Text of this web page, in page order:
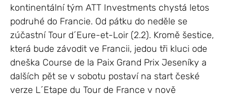
kontinentální tým ATT Investments chystá letos
podruhé do Francie. Od pátku do neděle se
zúčastní Tour d´Eure-et-Loir (2.2). Kromě šestice,
která bude závodit ve Francii, jedou tři kluci ode
dneška Course de la Paix Grand Prix Jeseníky a
dalších pět se v sobotu postaví na start české
verze L´Etape du Tour de France v nově